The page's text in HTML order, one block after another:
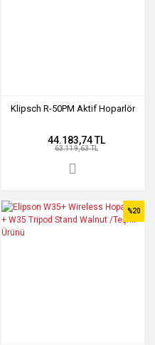
Klipsch R-50PM Aktif Hoparlör
44.183,74 TL
63.119,63 TL
%20